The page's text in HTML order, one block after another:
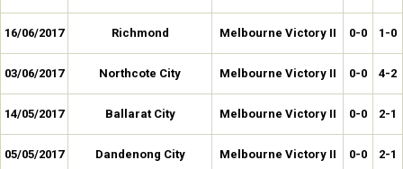
16/06/2017 Richmond Melbourne Victory II 0-0 1-0
03/06/2017 Northcote City Melbourne Victory II 0-0 4-2
14/05/2017 Ballarat City Melbourne Victory II 0-0 2-1
05/05/2017 Dandenong City Melbourne Victory II 0-0 2-1